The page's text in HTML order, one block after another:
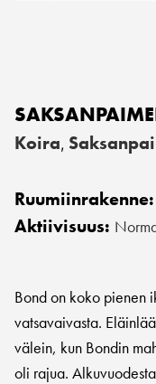
Koira,
Ruumiinrakenne:
Aktiivisuus:
Bond on koko pienen
vatsavaivasta.
välein, kun Bondin
oli rajua.